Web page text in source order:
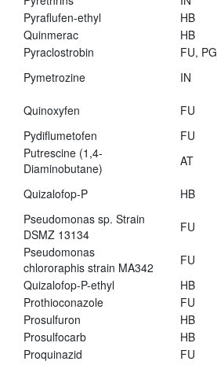
Pyraflufen-ethyl
HB
Quinmerac
HB
Pyraclostrobin
FU, PG
Pymetrozine
IN
Quinoxyfen
FU
Pydiflumetofen
FU
Putrescine (1,4-
Diaminobutane)
AT
Quizalofop-P
HB
Pseudomonas sp. Strain
DSMZ 13134
FU
Pseudomonas
chlororaphis strain MA342
FU
Quizalofop-P-ethyl
HB
Prothioconazole
FU
Prosulfuron
HB
Prosulfocarb
HB
Proquinazid
FU